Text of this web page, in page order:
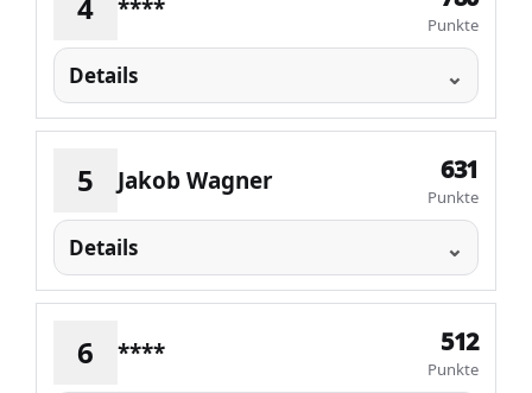
4 ****
Punkte
Details
5 Jakob Wagner 631
Punkte
Details
6 **** 512
Punkte